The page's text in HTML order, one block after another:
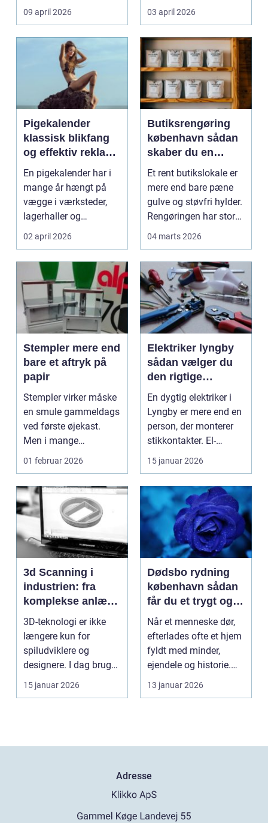
møder, når gamle
industrig...
09 april 2026
besværlig og en ov...
03 april 2026
Pigekalender
klassisk blikfang
og effektiv reklame
året rundt
En pigekalender har i
mange år hængt på
vægge i værksteder,
lagerhaller og
frokoststuer over hele
02 april 2026
Butiksrengøring
københavn sådan
skaber du en
butik, kunderne
har lyst til at
komme tilbage til
Et rent butikslokale er
mere end bare pæne
gulve og støvfri hylder.
Rengøringen har stor
betydning f...
04 marts 2026
Stempler mere end
bare et aftryk på
papir
Stempler virker måske
en smule gammeldags
ved første øjekast.
Men i mange
virksomheder og også
01 februar 2026
Elektriker lyngby
sådan vælger du
den rigtige
fagmand
En dygtig elektriker i
Lyngby er mere end en
person, der monterer
stikkontakter. El-
installationer e...
15 januar 2026
3d Scanning i
industrien: fra
komplekse anlæg
til præcise
beslutninger
3D-teknologi er ikke
længere kun for
spiludviklere og
designere. I dag bruger
en lang række
virksomh...
15 januar 2026
Dødsbo rydning
københavn sådan
får du et trygt og
professionelt
forløb
Når et menneske dør,
efterlades ofte et hjem
fyldt med minder,
ejendele og historie.
For mange pårør...
13 januar 2026
Adresse